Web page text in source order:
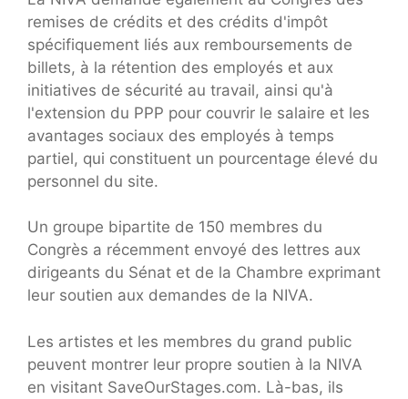
remises de crédits et des crédits d'impôt
spécifiquement liés aux remboursements de
billets, à la rétention des employés et aux
initiatives de sécurité au travail, ainsi qu'à
l'extension du PPP pour couvrir le salaire et les
avantages sociaux des employés à temps
partiel, qui constituent un pourcentage élevé du
personnel du site.
Un groupe bipartite de 150 membres du
Congrès a récemment envoyé des lettres aux
dirigeants du Sénat et de la Chambre exprimant
leur soutien aux demandes de la NIVA.
Les artistes et les membres du grand public
peuvent montrer leur propre soutien à la NIVA
en visitant SaveOurStages.com. Là-bas, ils